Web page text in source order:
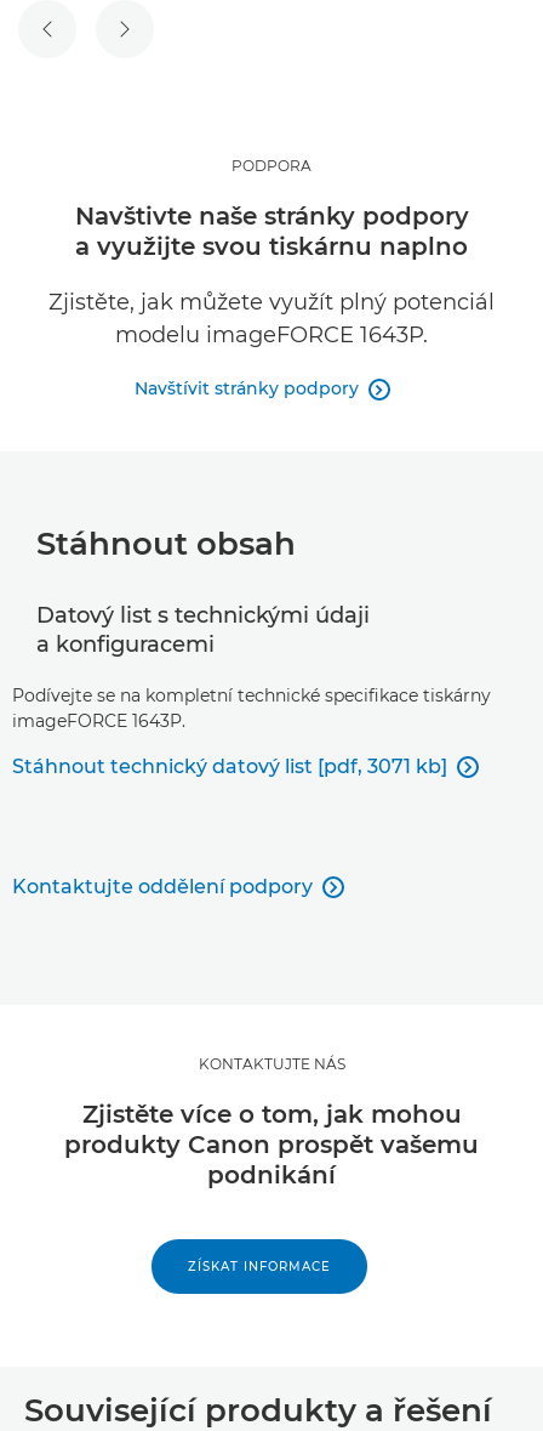
PŘEDCHOZÍ SNÍMEK
DALŠÍ SNÍMEK
PODPORA
Navštivte naše stránky podpory
a využijte svou tiskárnu naplno
Zjistěte, jak můžete využít plný potenciál
modelu imageFORCE 1643P.
Navštívit stránky podpory 
Stáhnout obsah
Datový list s technickými údaji
a konfiguracemi
Podívejte se na kompletní technické specifikace tiskárny
imageFORCE 1643P.
Stáhnout technický datový list [pdf, 3071 kb] 
Kontaktujte oddělení podpory 
KONTAKTUJTE NÁS
Zjistěte více o tom, jak mohou
produkty Canon prospět vašemu
podnikání
ZÍSKAT INFORMACE
Související produkty a řešení